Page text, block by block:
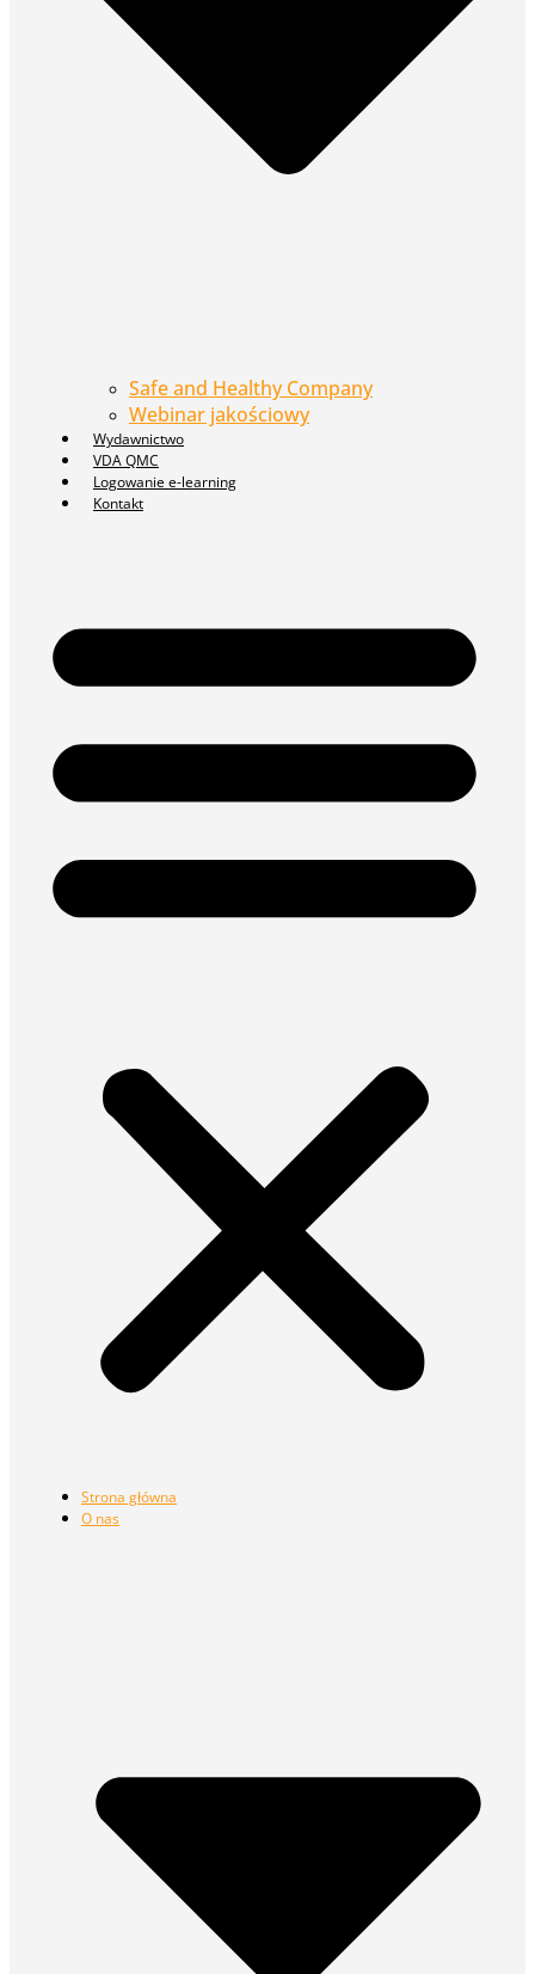
Safe and Healthy Company
Webinar jakościowy
Wydawnictwo
VDA QMC
Logowanie e-learning
Kontakt
Strona główna
O nas